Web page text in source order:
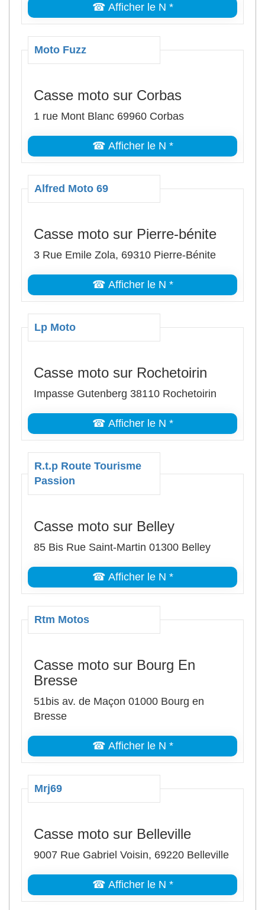
☎ Afficher le N *
Moto Fuzz
Casse moto sur Corbas
1 rue Mont Blanc 69960 Corbas
☎ Afficher le N *
Alfred Moto 69
Casse moto sur Pierre-bénite
3 Rue Emile Zola, 69310 Pierre-Bénite
☎ Afficher le N *
Lp Moto
Casse moto sur Rochetoirin
Impasse Gutenberg 38110 Rochetoirin
☎ Afficher le N *
R.t.p Route Tourisme
Passion
Casse moto sur Belley
85 Bis Rue Saint-Martin 01300 Belley
☎ Afficher le N *
Rtm Motos
Casse moto sur Bourg En
Bresse
51bis av. de Maçon 01000 Bourg en
Bresse
☎ Afficher le N *
Mrj69
Casse moto sur Belleville
9007 Rue Gabriel Voisin, 69220 Belleville
☎ Afficher le N *